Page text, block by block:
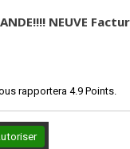
NEUVE
rapportera4.9 Points.